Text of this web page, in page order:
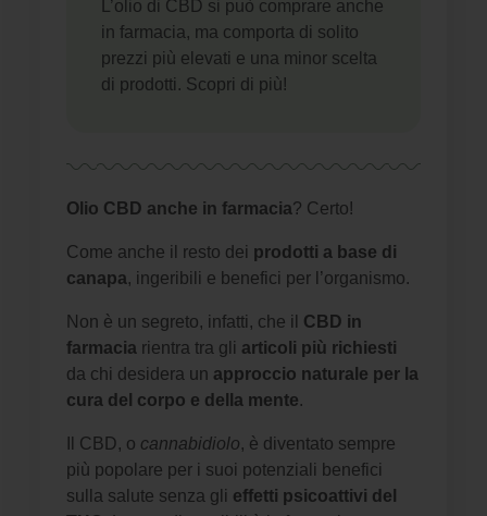
L’olio di CBD si può comprare anche
in farmacia, ma comporta di solito
prezzi più elevati e una minor scelta
di prodotti. Scopri di più!
Olio CBD anche in farmacia? Certo!
Come anche il resto dei prodotti a base di
canapa, ingeribili e benefici per l’organismo.
Non è un segreto, infatti, che il CBD in
farmacia rientra tra gli articoli più richiesti
da chi desidera un approccio naturale per la
cura del corpo e della mente.
Il CBD, o cannabidiolo, è diventato sempre
più popolare per i suoi potenziali benefici
sulla salute senza gli effetti psicoattivi del